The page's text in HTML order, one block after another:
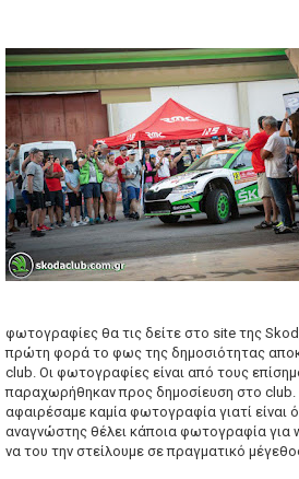
φωτογραφίες θα τις δείτε στο site της
πρώτη φορά το φως της δημοσιότητας
club. Οι φωτογραφίες είναι από τους
παραχωρήθηκαν προς δημοσίευση στο club.
αφαιρέσαμε καμία φωτογραφία γιατί είναι
αναγνώστης θέλει κάποια φωτογραφία για
να του την στείλουμε σε πραγματικό